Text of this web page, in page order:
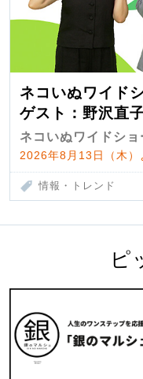
ネコいぬワイド
ゲスト：野沢直
ネコいぬワイドショ
2026年8月13日（木
情報・トレンド
ピ